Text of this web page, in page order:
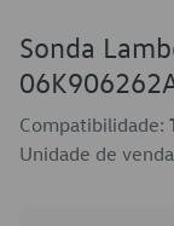
Sonda
Compatibilidade:
Unidade de